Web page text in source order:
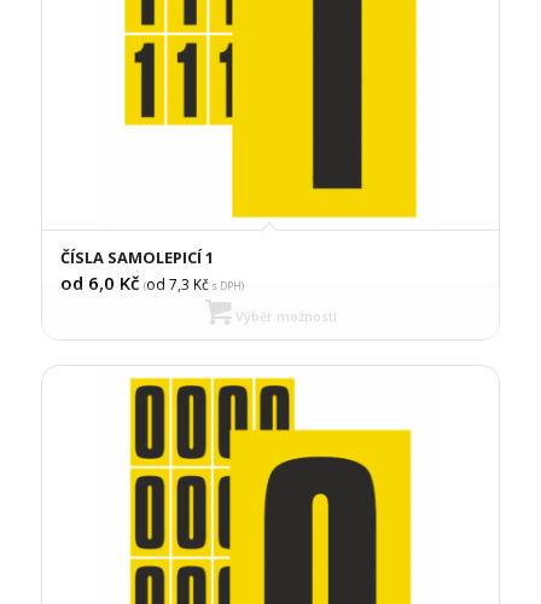
ČÍSLA SAMOLEPICÍ 1
od 6,0 Kč (od 7,3 Kčs DPH)
Výběr možností